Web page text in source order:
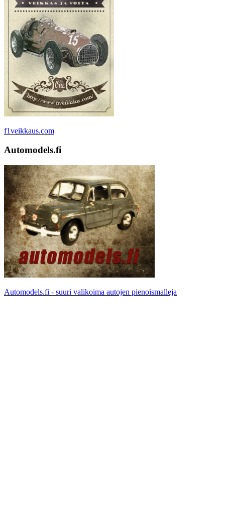
f1veikkaus.com
Automodels.fi
Automodels.fi - suuri valikoima autojen pienoismalleja